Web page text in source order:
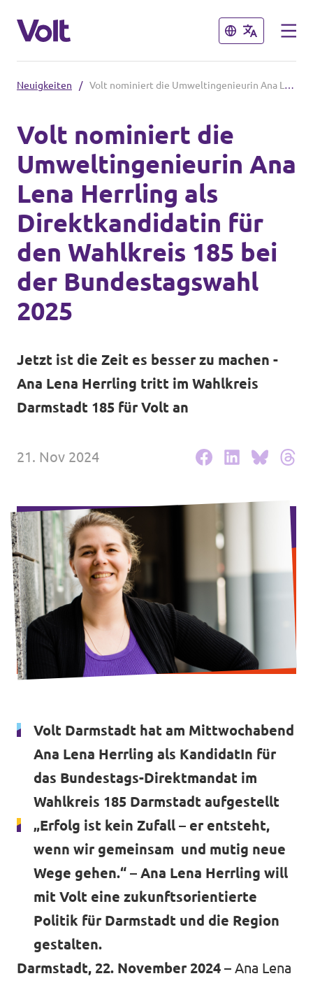
Schließen
Website
Lokale Teams
Volt in Deutschland
Website
Volt in deinem Bundesland
Volt Deutschland Merchandise Shop
Schließen
Programm
Über Volt
Menschen
Neuigkeiten
Deine Spende für Volt!
Mache bei uns mit!
Leichte Sprache
Jobs bei Volt Hessen
Transparenz
Impressum
Neuigkeiten / Volt nominiert die Umweltingenieurin Ana Lena Herrling als Direktkandidatin für den Wahlkreis 185 bei der Bundestagswahl 2025
Volt nominiert die
Umweltingenieurin Ana
Lena Herrling als
Direktkandidatin für
den Wahlkreis 185 bei
der Bundestagswahl
2025
Jetzt ist die Zeit es besser zu machen -
Ana Lena Herrling tritt im Wahlkreis
Darmstadt 185 für Volt an
21. Nov 2024
Volt Darmstadt hat am Mittwochabend
Ana Lena Herrling als KandidatIn für
das Bundestags-Direktmandat im
Wahlkreis 185 Darmstadt aufgestellt
„Erfolg ist kein Zufall – er entsteht,
wenn wir gemeinsam und mutig neue
Wege gehen.“ – Ana Lena Herrling will
mit Volt eine zukunftsorientierte
Politik für Darmstadt und die Region
gestalten.
Darmstadt, 22. November 2024 – Ana Lena